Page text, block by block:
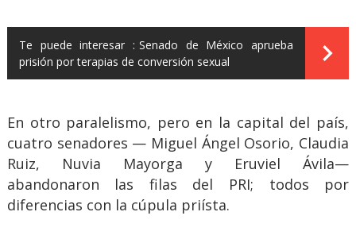
Te puede interesar : Senado de México aprueba
prisión por terapias de conversión sexual
En otro paralelismo, pero en la capital del país,
cuatro senadores — Miguel Ángel Osorio, Claudia
Ruiz, Nuvia Mayorga y Eruviel Ávila—
abandonaron las filas del PRI; todos por
diferencias con la cúpula priísta.